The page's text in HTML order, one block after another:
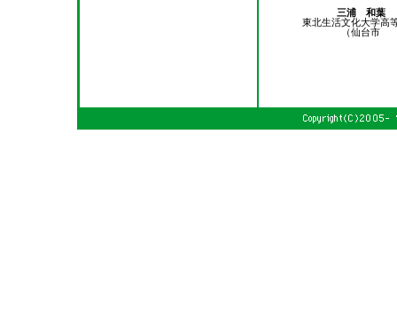
三浦 和葉
東北生活文化大学高
（仙台市